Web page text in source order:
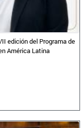
edición del Programa de
América Latina